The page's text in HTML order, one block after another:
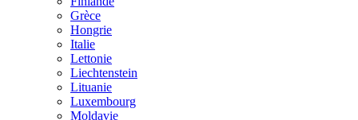
Grèce
Hongrie
Italie
Lettonie
Liechtenstein
Lituanie
Luxembourg
Moldavie